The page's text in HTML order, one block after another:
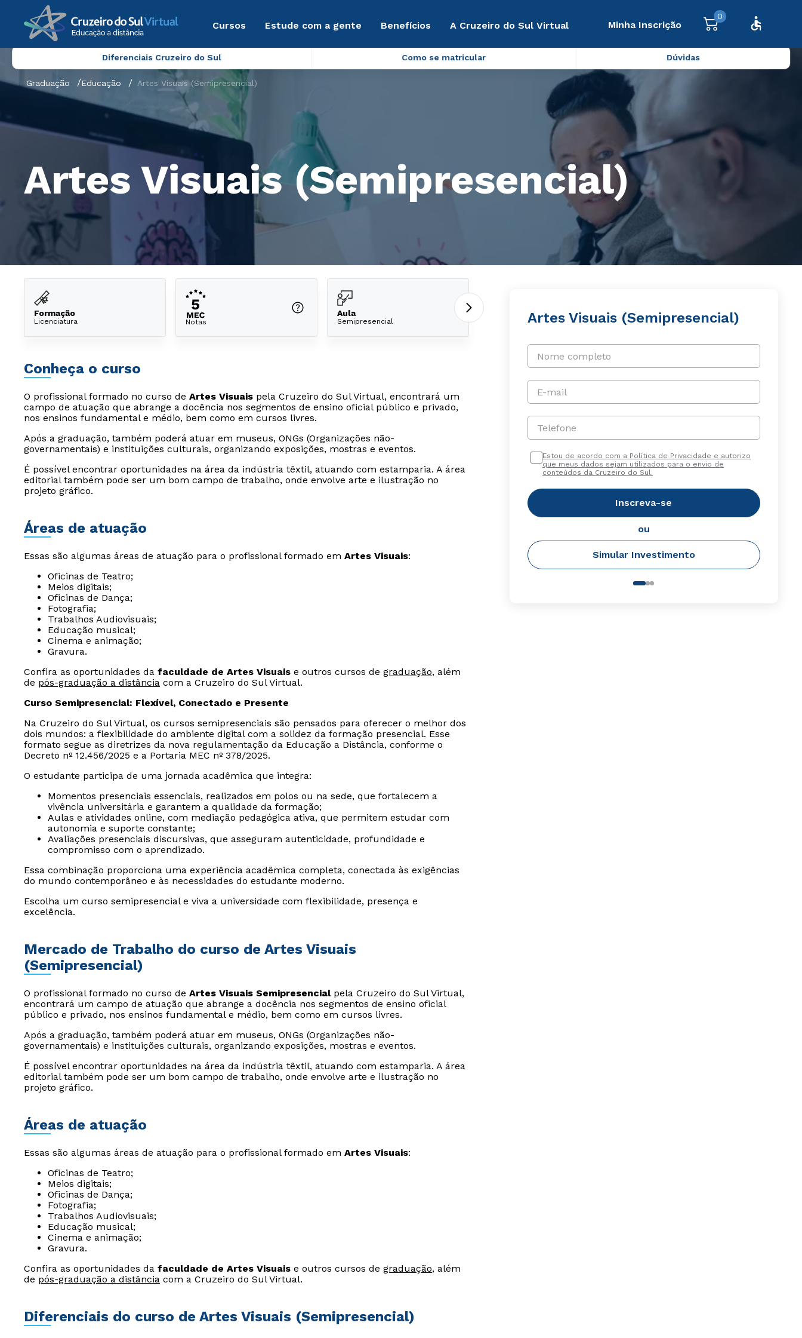
Cursos Estude com a gente Benefícios A Cruzeiro do Sul Virtual Minha Inscrição
0
Diferenciais Cruzeiro do Sul Como se matricular Dúvidas
Graduação Educação Artes Visuais (Semipresencial)
Artes Visuais (Semipresencial)
Formação
Licenciatura Notas
Aula
Semipresencial
Conheça o curso
O profissional formado no curso de Artes Visuais pela Cruzeiro do Sul Virtual, encontrará um
campo de atuação que abrange a docência nos segmentos de ensino oficial público e privado,
nos ensinos fundamental e médio, bem como em cursos livres.
Após a graduação, também poderá atuar em museus, ONGs (Organizações não-
governamentais) e instituições culturais, organizando exposições, mostras e eventos.
É possível encontrar oportunidades na área da indústria têxtil, atuando com estamparia. A área
editorial também pode ser um bom campo de trabalho, onde envolve arte e ilustração no
projeto gráfico.
Áreas de atuação
Essas são algumas áreas de atuação para o profissional formado em Artes Visuais:
Oficinas de Teatro;
Meios digitais;
Oficinas de Dança;
Fotografia;
Trabalhos Audiovisuais;
Educação musical;
Cinema e animação;
Gravura.
Confira as oportunidades da faculdade de Artes Visuais e outros cursos de graduação, além
de pós-graduação a distância com a Cruzeiro do Sul Virtual.
Curso Semipresencial: Flexível, Conectado e Presente
Na Cruzeiro do Sul Virtual, os cursos semipresenciais são pensados para oferecer o melhor dos
dois mundos: a flexibilidade do ambiente digital com a solidez da formação presencial. Esse
formato segue as diretrizes da nova regulamentação da Educação a Distância, conforme o
Decreto nº 12.456/2025 e a Portaria MEC nº 378/2025.
O estudante participa de uma jornada acadêmica que integra:
Momentos presenciais essenciais, realizados em polos ou na sede, que fortalecem a
vivência universitária e garantem a qualidade da formação;
Aulas e atividades online, com mediação pedagógica ativa, que permitem estudar com
autonomia e suporte constante;
Avaliações presenciais discursivas, que asseguram autenticidade, profundidade e
compromisso com o aprendizado.
Essa combinação proporciona uma experiência acadêmica completa, conectada às exigências
do mundo contemporâneo e às necessidades do estudante moderno.
Escolha um curso semipresencial e viva a universidade com flexibilidade, presença e
excelência.
Mercado de Trabalho do curso de Artes Visuais
(Semipresencial)
O profissional formado no curso de Artes Visuais Semipresencialpela Cruzeiro do Sul Virtual,
encontrará um campo de atuação que abrange a docência nos segmentos de ensino oficial
público e privado, nos ensinos fundamental e médio, bem como em cursos livres.
Após a graduação, também poderá atuar em museus, ONGs (Organizações não-
governamentais) e instituições culturais, organizando exposições, mostras e eventos.
É possível encontrar oportunidades na área da indústria têxtil, atuando com estamparia. A área
editorial também pode ser um bom campo de trabalho, onde envolve arte e ilustração no
projeto gráfico.
Áreas de atuação
Essas são algumas áreas de atuação para o profissional formado em Artes Visuais:
Oficinas de Teatro;
Meios digitais;
Oficinas de Dança;
Fotografia;
Trabalhos Audiovisuais;
Educação musical;
Cinema e animação;
Gravura.
Confira as oportunidades da faculdade de Artes Visuais e outros cursos de graduação, além
de pós-graduação a distância com a Cruzeiro do Sul Virtual.
Diferenciais do curso de Artes Visuais (Semipresencial)
Artes Visuais (Semipresencial)
Nome completo
E-mail
Telefone
Estou de acordo com a Política de Privacidade e autorizo
que meus dados sejam utilizados para o envio de
conteúdos da Cruzeiro do Sul.
Inscreva-se
ou
Simular Investimento
Rápido e fácil
Rápido e fácil